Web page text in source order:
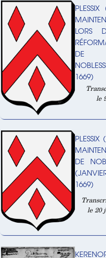
LORS
DE
1669)
le
DE
1669)
le 20